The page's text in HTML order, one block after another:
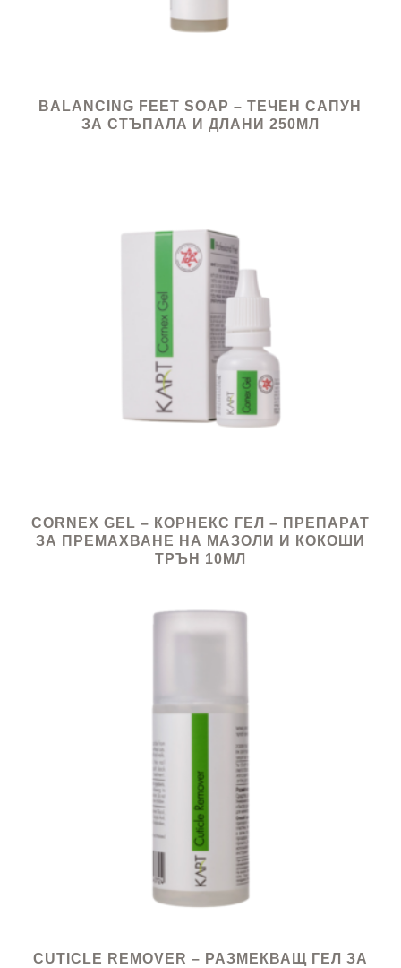
BALANCING FEET SOAP – ТЕЧЕН САПУН
ЗА СТЪПАЛА И ДЛАНИ 250МЛ
CORNEX GEL – КОРНЕКС ГЕЛ – ПРЕПАРАТ
ЗА ПРЕМАХВАНЕ НА МАЗОЛИ И КОКОШИ
ТРЪН 10МЛ
CUTICLE REMOVER – РАЗМЕКВАЩ ГЕЛ ЗА